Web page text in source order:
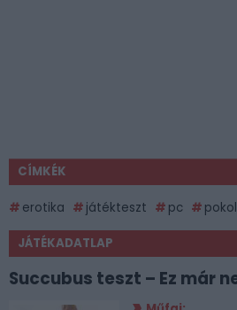
CÍMKÉK
erotika játékteszt pc pokol
JÁTÉKADATLAP
Succubus teszt – Ez már